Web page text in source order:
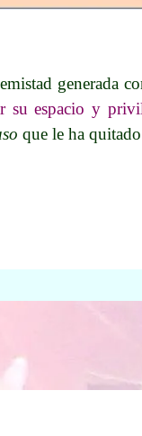
generada
su espacio y
que le ha